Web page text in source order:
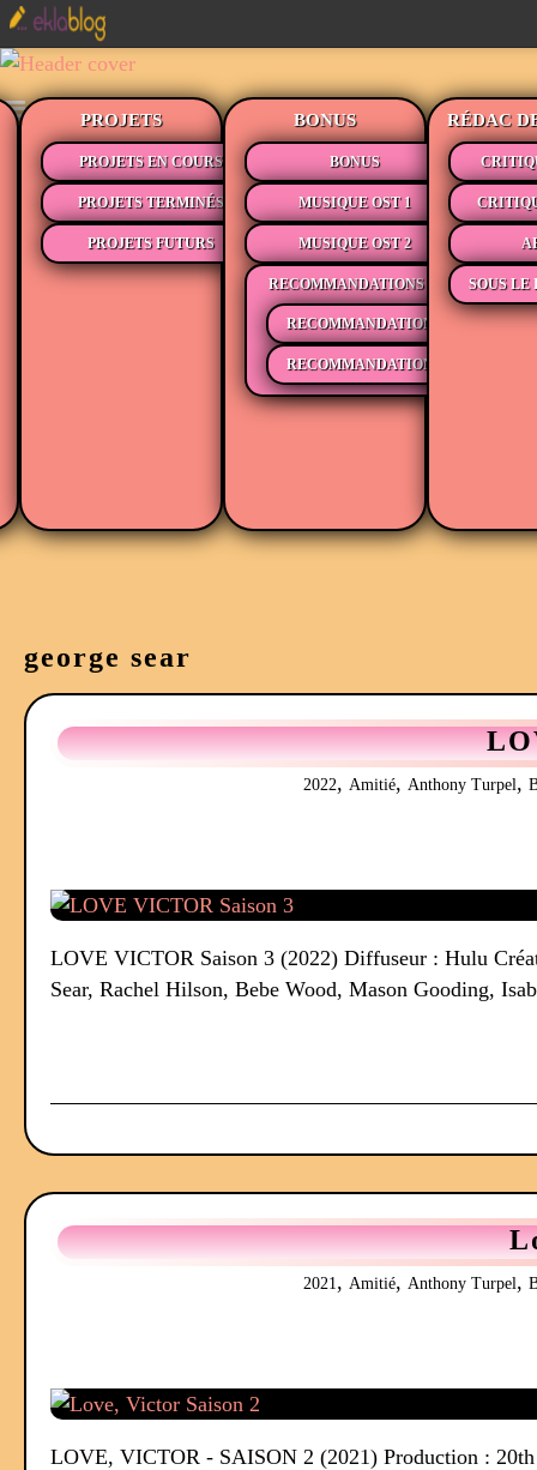
PROJETS
PROJETS EN COURS
PROJETS TERMINÉS
PROJETS FUTURS
BONUS
BONUS
MUSIQUE OST 1
MUSIQUE OST 2
RECOMMANDATIONS
RECOMMANDATIONS MÉDIAS
RECOMMANDATIONS LECTURE
RÉDAC
SOUS
george sear
2022, Amitié, Anthony Turpel,
LOVE VICTOR Saison 3 (2022) Diffuseur : Hulu
Sear, Rachel Hilson, Bebe Wood, Mason Gooding,
2021, Amitié, Anthony Turpel,
LOVE, VICTOR - SAISON 2 (2021) Production :